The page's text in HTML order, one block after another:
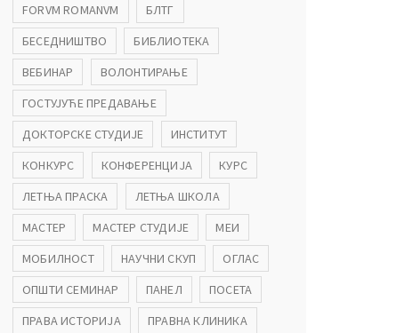
FORVM ROMANVM
БЛТГ
БЕСЕДНИШТВО
БИБЛИОТЕКА
ВЕБИНАР
ВОЛОНТИРАЊЕ
ГОСТУЈУЋЕ ПРЕДАВАЊЕ
ДОКТОРСКЕ СТУДИЈЕ
ИНСТИТУТ
КОНКУРС
КОНФЕРЕНЦИЈА
КУРС
ЛЕТЊА ПРАСКА
ЛЕТЊА ШКОЛА
МАСТЕР
МАСТЕР СТУДИЈЕ
МЕИ
МОБИЛНОСТ
НАУЧНИ СКУП
ОГЛАС
ОПШТИ СЕМИНАР
ПАНЕЛ
ПОСЕТА
ПРАВА ИСТОРИЈА
ПРАВНА КЛИНИКА